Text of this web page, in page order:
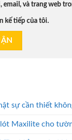
email, và trang web
kế tiếp của tôi.
sự cần thiết
Maxilite cho